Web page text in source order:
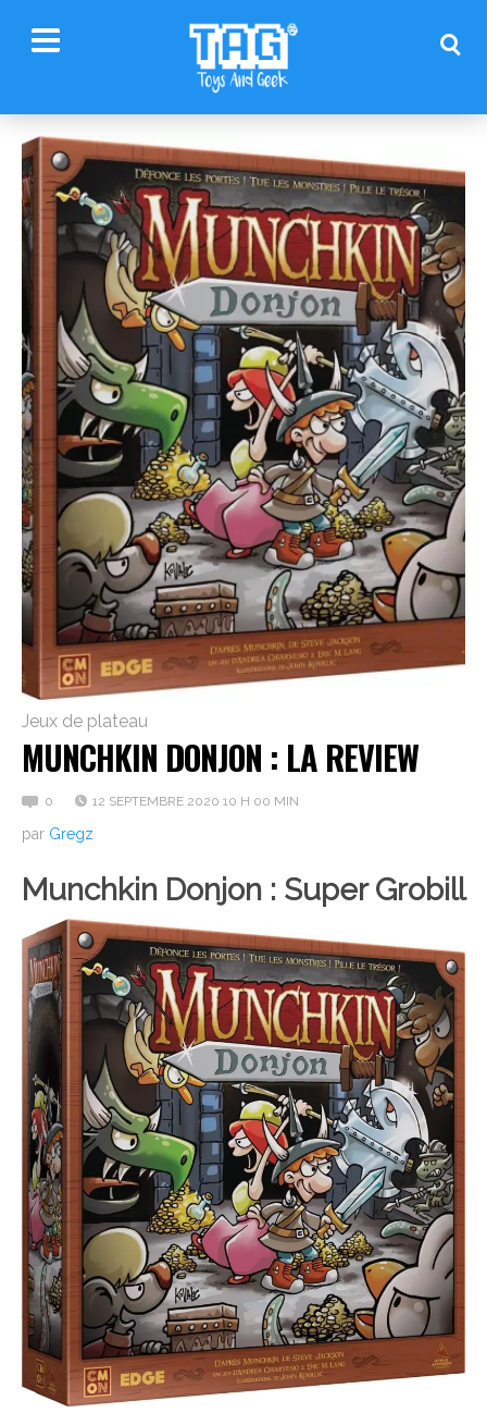
Jeux de plateau
MUNCHKIN DONJON : LA REVIEW
0 12 SEPTEMBRE 2020 10 H 00 MIN
par Gregz
Munchkin Donjon : Super Grobill